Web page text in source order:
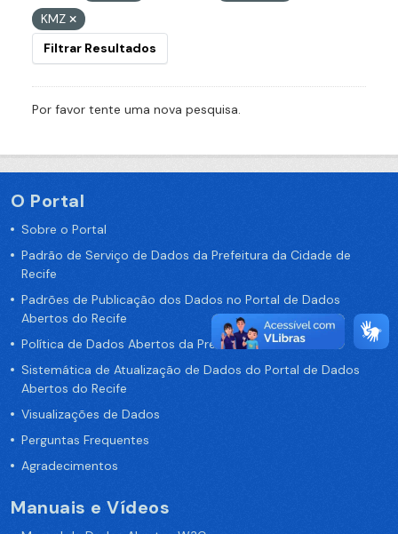
KMZ
Filtrar Resultados
Por favor tente uma nova pesquisa.
O Portal
Sobre o Portal
Padrão de Serviço de Dados da Prefeitura da Cidade de
Recife
Padrões de Publicação dos Dados no Portal de Dados
Abertos do Recife
Política de Dados Abertos da Prefeitura do Recife
Sistemática de Atualização de Dados do Portal de Dados
Abertos do Recife
Visualizações de Dados
Perguntas Frequentes
Agradecimentos
Manuais e Vídeos